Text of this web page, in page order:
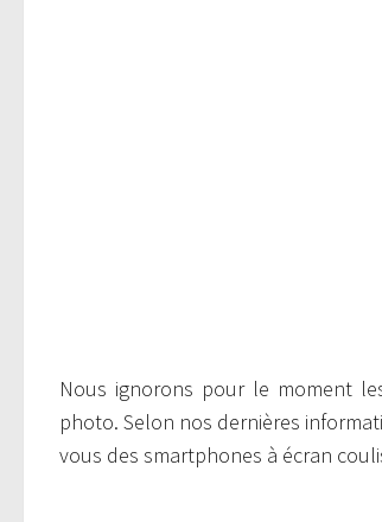
Nous ignorons pour le moment
photo. Selon nos dernières
vous des smartphones à écran